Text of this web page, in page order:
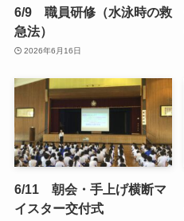
6/9 職員研修（水泳時の救
急法）
2026年6月16日
6/11 朝会・手上げ横断マ
イスター交付式